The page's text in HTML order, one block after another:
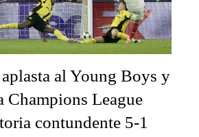
al Young Boys y
Champions League
contundente 5-1